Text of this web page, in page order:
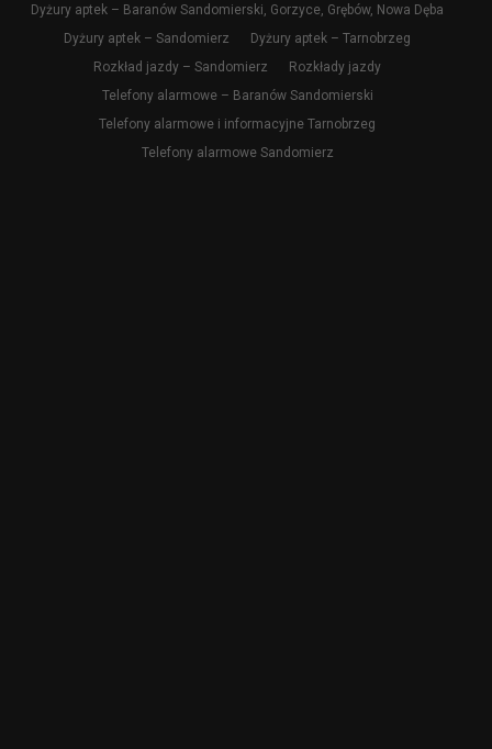
Dyżury aptek – Baranów Sandomierski, Gorzyce, Grębów, Nowa Dęba
Dyżury aptek – Sandomierz
Dyżury aptek – Tarnobrzeg
Rozkład jazdy – Sandomierz
Rozkłady jazdy
Telefony alarmowe – Baranów Sandomierski
Telefony alarmowe i informacyjne Tarnobrzeg
Telefony alarmowe Sandomierz